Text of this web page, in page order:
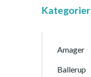
Kategorier
Amager
Ballerup